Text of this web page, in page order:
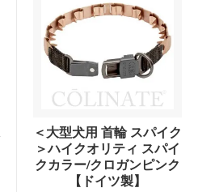
＜大型犬用 首輪 スパイク
＞ハイクオリティ スパイ
クカラー/クロガンピンク
【ドイツ製】